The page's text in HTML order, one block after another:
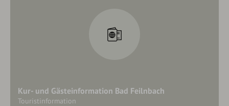
Kur- und Gästeinformation Bad Feilnbach
Touristinformation